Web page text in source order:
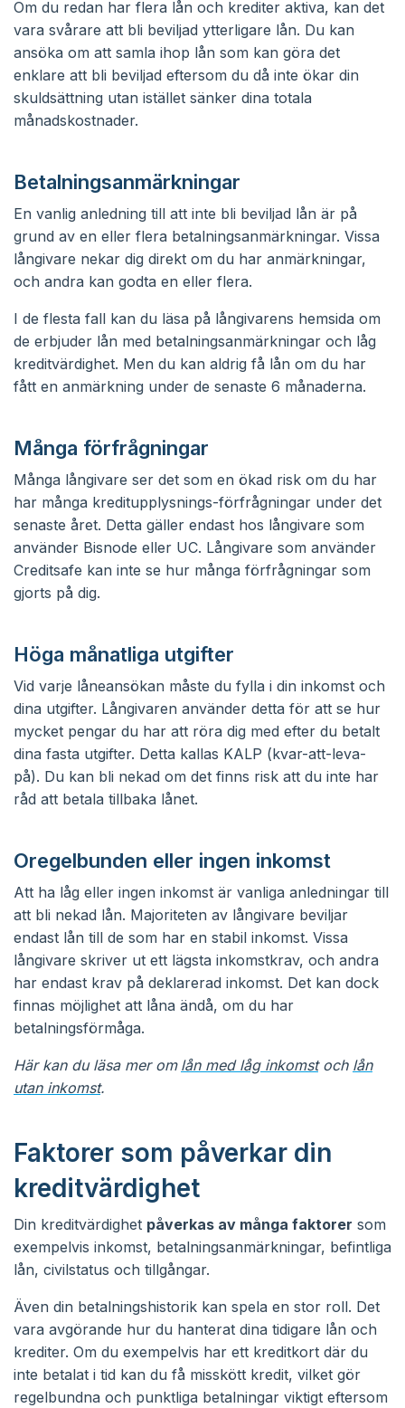
Om du redan har flera lån och krediter aktiva, kan det
vara svårare att bli beviljad ytterligare lån. Du kan
ansöka om att samla ihop lån som kan göra det
enklare att bli beviljad eftersom du då inte ökar din
skuldsättning utan istället sänker dina totala
månadskostnader.
Betalningsanmärkningar
En vanlig anledning till att inte bli beviljad lån är på
grund av en eller flera betalningsanmärkningar. Vissa
långivare nekar dig direkt om du har anmärkningar,
och andra kan godta en eller flera.
I de flesta fall kan du läsa på långivarens hemsida om
de erbjuder lån med betalningsanmärkningar och låg
kreditvärdighet. Men du kan aldrig få lån om du har
fått en anmärkning under de senaste 6 månaderna.
Många förfrågningar
Många långivare ser det som en ökad risk om du har
har många kreditupplysnings-förfrågningar under det
senaste året. Detta gäller endast hos långivare som
använder Bisnode eller UC. Långivare som använder
Creditsafe kan inte se hur många förfrågningar som
gjorts på dig.
Höga månatliga utgifter
Vid varje låneansökan måste du fylla i din inkomst och
dina utgifter. Långivaren använder detta för att se hur
mycket pengar du har att röra dig med efter du betalt
dina fasta utgifter. Detta kallas KALP (kvar-att-leva-
på). Du kan bli nekad om det finns risk att du inte har
råd att betala tillbaka lånet.
Oregelbunden eller ingen inkomst
Att ha låg eller ingen inkomst är vanliga anledningar till
att bli nekad lån. Majoriteten av långivare beviljar
endast lån till de som har en stabil inkomst. Vissa
långivare skriver ut ett lägsta inkomstkrav, och andra
har endast krav på deklarerad inkomst. Det kan dock
finnas möjlighet att låna ändå, om du har
betalningsförmåga.
Här kan du läsa mer om lån med låg inkomstoch lån
utan inkomst.
Faktorer som påverkar din
kreditvärdighet
Din kreditvärdighet påverkas av många faktorer som
exempelvis inkomst, betalningsanmärkningar, befintliga
lån, civilstatus och tillgångar.
Även din betalningshistorik kan spela en stor roll. Det
vara avgörande hur du hanterat dina tidigare lån och
krediter. Om du exempelvis har ett kreditkort där du
inte betalat i tid kan du få misskött kredit, vilket gör
regelbundna och punktliga betalningar viktigt eftersom